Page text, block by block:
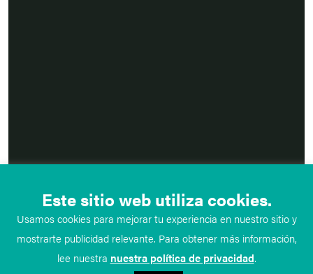
Este sitio web utiliza cookies.
Usamos cookies para mejorar tu experiencia en nuestro sitio y
mostrarte publicidad relevante. Para obtener más información,
lee nuestra nuestra política de privacidad.